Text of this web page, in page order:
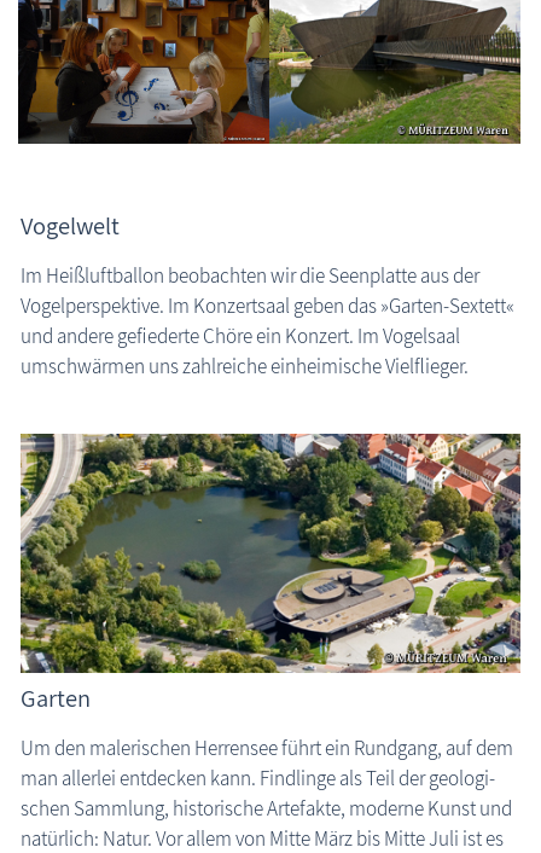
Vogelwelt
Im Heißluftballon beobachten wir die Seenplatte aus der
Vogelperspektive. Im Konzertsaal geben das »Garten-Sextett«
und andere gefiederte Chöre ein Konzert. Im Vogelsaal
umschwärmen uns zahlreiche einheimische Vielflieger.
Garten
Um den malerischen Herrensee führt ein Rundgang, auf dem
man allerlei entdecken kann. Findlinge als Teil der geo­logi­
schen Sammlung, historische Artefakte, moderne Kunst und
natürlich: Natur. Vor allem von Mitte März bis Mitte Juli ist es